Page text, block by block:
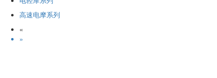
高速电摩系列
«
»